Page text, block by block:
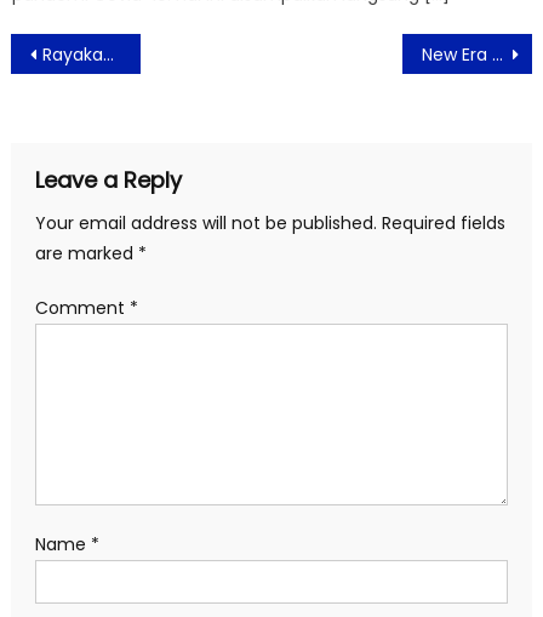
Post
navigation
Rayakan HUT ke-7, Aviary Bintaro Berikan Banyak Kejutan Selama Bulan Mei New Era Ciptakan Momen Legendaris bersama Pecinta Street Fashion Melalui ‘59FIFTY DAY’
Leave a Reply
Your email address will not be published. Required fields
are marked *
Comment *
Name *